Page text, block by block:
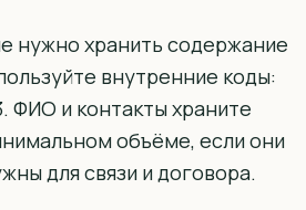
нужно хранить содержание
внутренние коды:
ФИО и контакты храните
объёме, если они
для связи и договора.